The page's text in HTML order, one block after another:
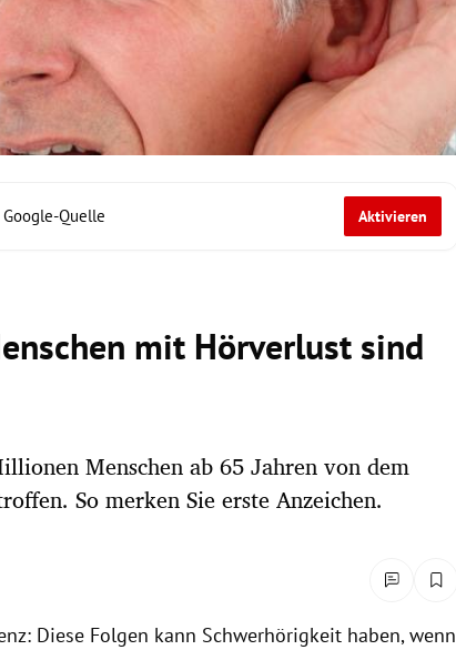
Quelle Aktivieren
mit Hörverlust sind
Menschen ab 65 Jahren von dem
So merken Sie erste Anzeichen.
Diese Folgen kann Schwerhörigkeit haben, wenn